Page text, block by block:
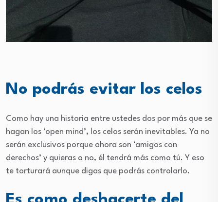
No podrás evitar los celos
Como hay una historia entre ustedes dos por más que se
hagan los ‘open mind’, los celos serán inevitables. Ya no
serán exclusivos porque ahora son ‘amigos con
derechos’ y quieras o no, él tendrá más como tú. Y eso
te torturará aunque digas que podrás controlarlo.